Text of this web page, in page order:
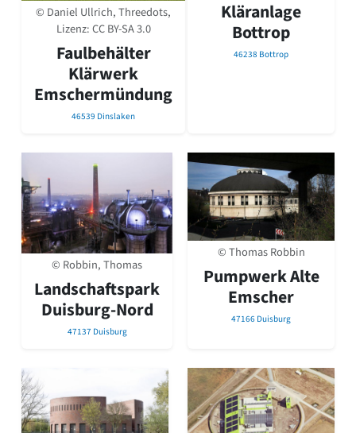
© Daniel Ullrich, Threedots,
Lizenz:CC BY-SA 3.0
Faulbehälter
Klärwerk
Emschermündung
46539 Dinslaken
Kläranlage
Bottrop
46238 Bottrop
© Robbin, Thomas
Landschaftspark
Duisburg-Nord
47137 Duisburg
© Thomas Robbin
Pumpwerk Alte
Emscher
47166 Duisburg